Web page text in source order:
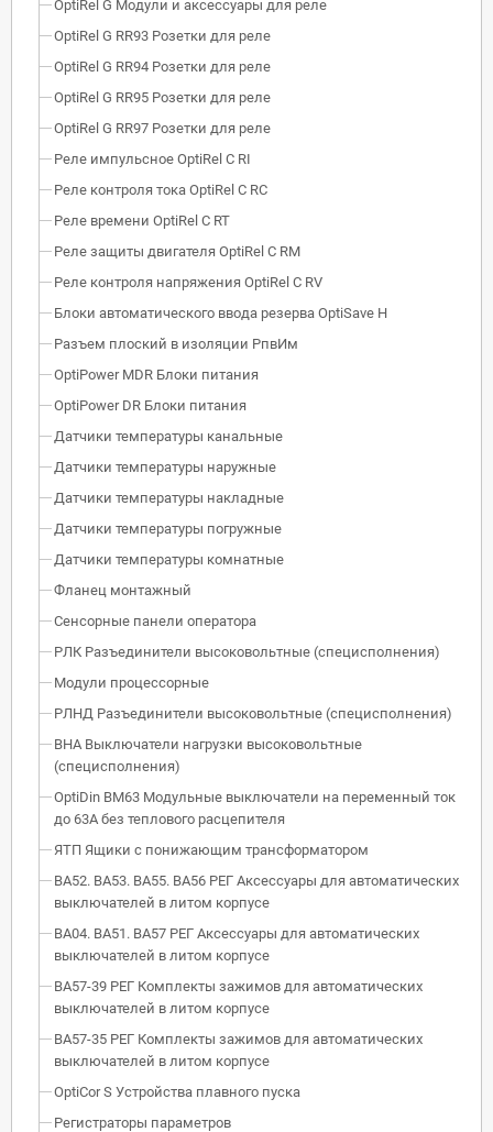
OptiRel G Модули и аксессуары для реле
OptiRel G RR93 Розетки для реле
OptiRel G RR94 Розетки для реле
OptiRel G RR95 Розетки для реле
OptiRel G RR97 Розетки для реле
Реле импульсное OptiRel C RI
Реле контроля тока OptiRel С RС
Реле времени OptiRel С RT
Реле защиты двигателя OptiRel С RM
Реле контроля напряжения OptiRel C RV
Блоки автоматического ввода резерва OptiSave H
Разъем плоский в изоляции РпвИм
OptiPower MDR Блоки питания
OptiPower DR Блоки питания
Датчики температуры канальные
Датчики температуры наружные
Датчики температуры накладные
Датчики температуры погружные
Датчики температуры комнатные
Фланец монтажный
Сенсорные панели оператора
РЛК Разъединители высоковольтные (специсполнения)
Модули процессорные
РЛНД Разъединители высоковольтные (специсполнения)
ВНА Выключатели нагрузки высоковольтные
(специсполнения)
OptiDin BM63 Модульные выключатели на переменный ток
до 63А без теплового расцепителя
ЯТП Ящики с понижающим трансформатором
ВА52. ВА53. ВА55. ВА56 РЕГ Аксессуары для автоматических
выключателей в литом корпусе
ВА04. ВА51. ВА57 РЕГ Аксессуары для автоматических
выключателей в литом корпусе
ВА57-39 РЕГ Комплекты зажимов для автоматических
выключателей в литом корпусе
ВА57-35 РЕГ Комплекты зажимов для автоматических
выключателей в литом корпусе
OptiCor S Устройства плавного пуска
Регистраторы параметров